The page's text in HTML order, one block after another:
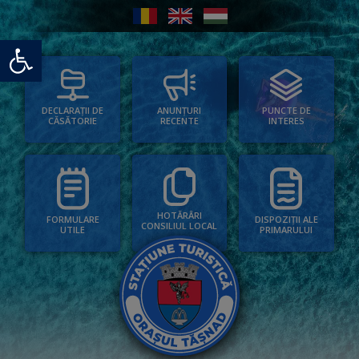
Deschide bara de unelte
DECLARAȚII DE
CĂSĂTORIE
ANUNȚURI
RECENTE
PUNCTE DE
INTERES
FORMULARE
UTILE
HOTĂRÂRI
CONSILIUL LOCAL
DISPOZIȚII ALE
PRIMARULUI